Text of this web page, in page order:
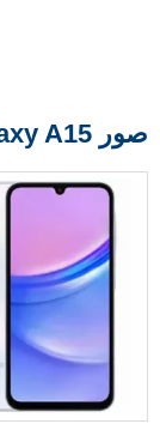
صور Samsung Galaxy A15